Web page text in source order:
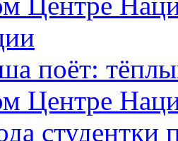
поёт:
Центре
студентки